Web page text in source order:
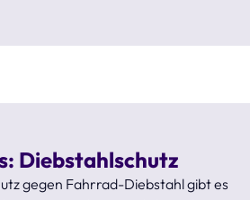
Diebstahlschutz
gegen Fahrrad-Diebstahl gibt es